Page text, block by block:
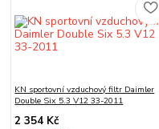
KN sportovní vzduchový filtr Daimler
Double Six 5.3 V12 33-2011
2 354 Kč